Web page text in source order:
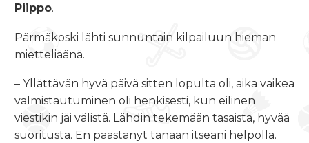
Piippo.
Pärmäkoski lähti sunnuntain kilpailuun hieman
mietteliäänä.
– Yllättävän hyvä päivä sitten lopulta oli, aika vaikea
valmistautuminen oli henkisesti, kun eilinen
viestikin jäi välistä. Lähdin tekemään tasaista, hyvää
suoritusta. En päästänyt tänään itseäni helpolla.